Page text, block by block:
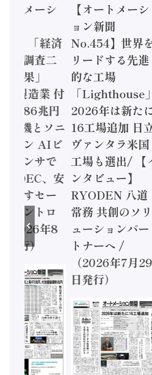
トメーシ
】「経済
態調査二
結果」
年製造業 付
額86兆円
電機とソニ
コン AIビ
センサで
/ IDEC、安
かすセー
コントロ
2026年8
発行）
【オートメーシ
ョン新聞
No.454】世界
リードする先進
的な工場
「Lighthouse」
2026年は新た
16工場追加 日
ヴァンタラ米国
工場も選出/ 【
ンタビュー】
RYODEN 八道
常務 共創のソリ
ューションパー
トナーへ /
（2026年7月29
日発行）